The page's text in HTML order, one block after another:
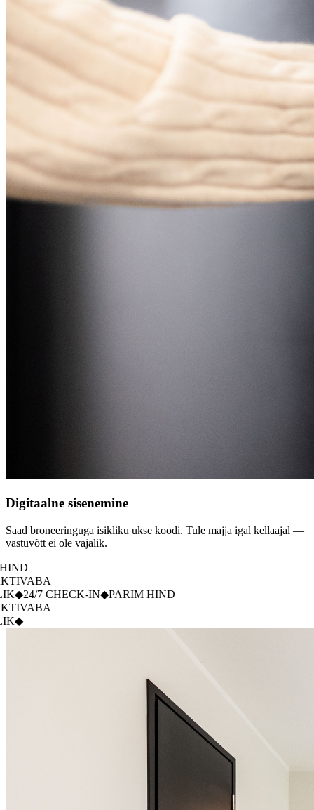
Digitaalne sisenemine
Saad broneeringuga isikliku ukse koodi. Tule majja igal kellaajal —
vastuvõtt ei ole vajalik.
IN
◆KONTAKTIVABA
◆PERESÕBRALIK◆24/7 CHECK-IN
◆KONTAKTIVABA
◆PERESÕBRALIK